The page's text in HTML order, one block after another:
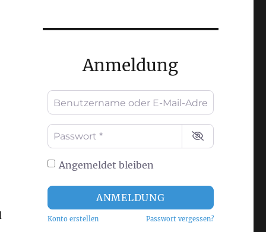
Anmeldung
Benutzername oder E-Mail-Adresse
Passwort *
Angemeldet bleiben
ANMELDUNG
Konto erstellen Passwort vergessen?